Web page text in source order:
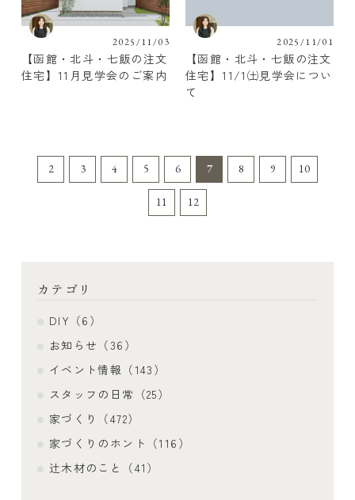
2025/11/03
【函館・北斗・七飯の注文
住宅】11月見学会のご案内
2025/11/01
【函館・北斗・七飯の注文
住宅】11/1㈯見学会につい
て
2 3 4 5 6 7 8 9 10
11 12
カテゴリ
DIY（6）
お知らせ（36）
イベント情報（143）
スタッフの日常（25）
家づくり（472）
家づくりのホント（116）
辻木材のこと（41）